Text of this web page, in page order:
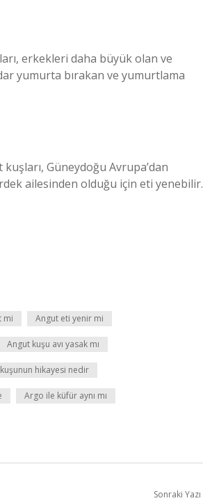
erkekleri daha büyük olan ve
yumurta bırakan ve yumurtlama
Güneydoğu Avrupa’dan
ailesinden olduğu için eti yenebilir.
mi Angut eti yenir mi
Angut kuşu avı yasak mı
hikayesi nedir
Argo ile küfür aynı mı
Sonraki Yazı